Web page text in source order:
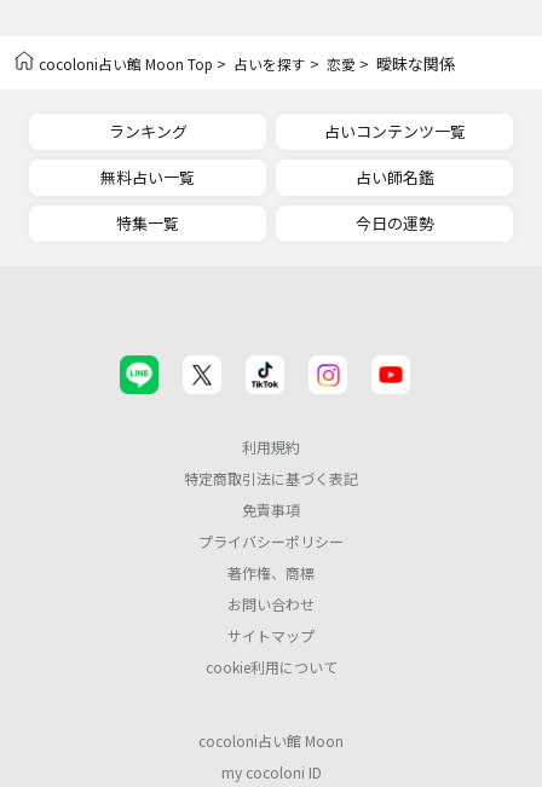
cocoloni占い館 Moon Top > 占いを探す > 恋愛 > 曖昧な関係
ランキング
占いコンテンツ一覧
無料占い一覧
占い師名鑑
特集一覧
今日の運勢
利用規約
特定商取引法に基づく表記
免責事項
プライバシーポリシー
著作権、商標
お問い合わせ
サイトマップ
cookie利用について
cocoloni占い館 Moon
my cocoloni ID